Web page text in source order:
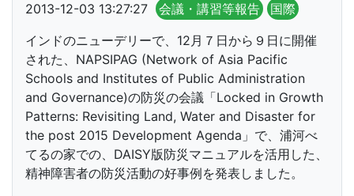
2013-12-03 13:27:27 会議・講習等報告
国際
インドのニューデリーで、12月７日から９日に開催
された、NAPSIPAG (Network of Asia Pacific
Schools and Institutes of Public Administration
and Governance)の防災の会議「Locked in Growth
Patterns: Revisiting Land, Water and Disaster for
the post 2015 Development Agenda」で、浦河べ
てるの家での、DAISY版防災マニュアルを活用した、
精神障害者の防災活動の好事例を発表しました。